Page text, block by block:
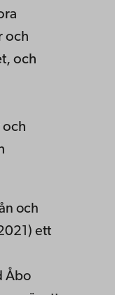
och
och
och
och
ett
Åbo